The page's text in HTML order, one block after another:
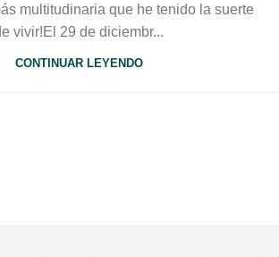
multitudinaria que he tenido la suerte
vivir!El 29 de diciembr...
CONTINUAR LEYENDO